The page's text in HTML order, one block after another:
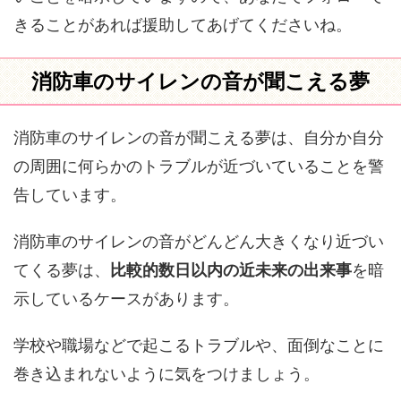
きることがあれば援助してあげてくださいね。
消防車のサイレンの音が聞こえる夢
消防車のサイレンの音が聞こえる夢は、自分か自分
の周囲に何らかのトラブルが近づいていることを警
告しています。
消防車のサイレンの音がどんどん大きくなり近づい
てくる夢は、
比較的数日以内の近未来の出来事を暗
示しているケースがあります。
学校や職場などで起こるトラブルや、面倒なことに
巻き込まれないように気をつけましょう。